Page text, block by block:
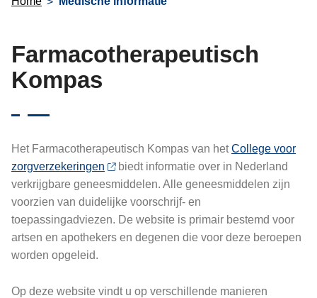
Farmacotherapeutisch
Kompas
Het Farmacotherapeutisch Kompas van hetCollege voor
zorgverzekeringen
biedt informatie over in Nederland
verkrijgbare geneesmiddelen. Alle geneesmiddelen zijn
voorzien van duidelijke voorschrijf- en
toepassingadviezen. De website is primair bestemd voor
artsen en apothekers en degenen die voor deze beroepen
worden opgeleid.
Op deze website vindt u op verschillende manieren